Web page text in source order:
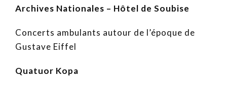
Archives Nationales – Hôtel de Soubise
Concerts ambulants autour de l’époque de
Gustave Eiffel
Quatuor Kopa